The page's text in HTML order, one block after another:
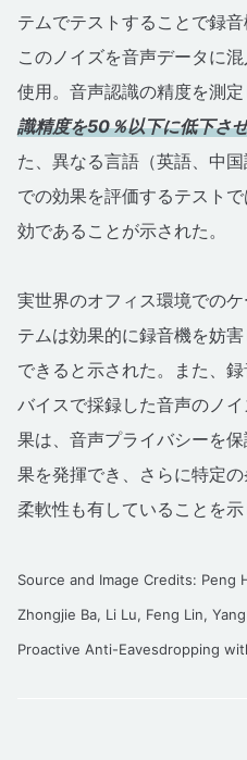
テムでテストすることで録
このノイズを音声データに
使用。音声認識の精度を測定
識精度を50％以下に低下さ
た、異なる言語（英語、中
での効果を評価するテスト
効であることが示された。
実世界のオフィス環境での
テムは効果的に録音機を妨
できると示された。また、
バイスで採録した音声のノ
果は、音声プライバシーを
果を発揮でき、さらに特定
柔軟性も有していることを示
Source and Image Credits: Peng
Zhongjie Ba, Li Lu, Feng Lin,
Proactive Anti-Eavesdropping